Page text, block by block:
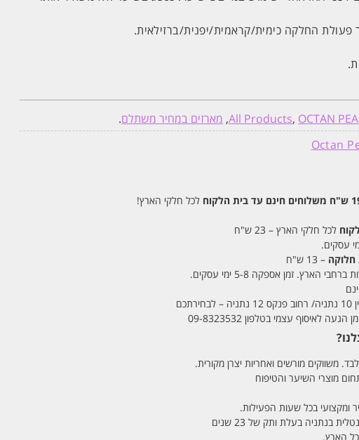
החלקה כימית/קראמית/יפנית/ברזילאית.
All Products, OCTAN
, מארזים במחיר משתלם.
משלוחים חינם עד בית הלקוח לכל חלקי הארץ!
לכל חלקי הארץ – 23 ש"ח
חלוקה – 13 ש"ח
לאיסוף עצמי בטלפון 09-8323532
משווקים מורשים ואחריות יצרן מקורית.
ומקצועי בכל שעות הפעילות.
בנתניה בעלת ותק של 23 שנים
הארץ.